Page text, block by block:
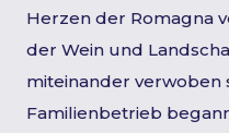
Herzen der Romagna
der Wein und
miteinander verwoben
Familienbetrieb